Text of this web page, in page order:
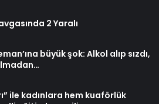
2 Yaralı
büyük şok: Alkol alıp sızdı,
ile kadınlara hem kuaförlük